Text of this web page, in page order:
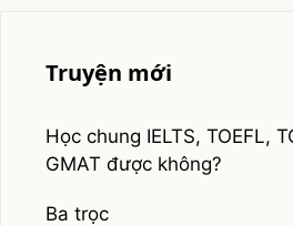
Truyện mới
Học chung IELTS, TOEFL,
GMAT được không?
Ba trọc